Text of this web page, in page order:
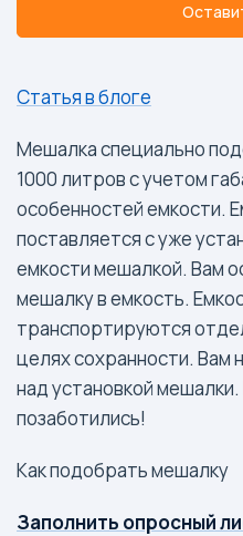
Статья в блоге
Мешалка специально
1000 литров с учетом
особенностей емкости.
поставляется с уже
емкости мешалкой. Вам
мешалку в емкость.
транспортируются
целях сохранности. Вам
над установкой
позаботились!
Как подобрать мешалку
Заполнить опросный